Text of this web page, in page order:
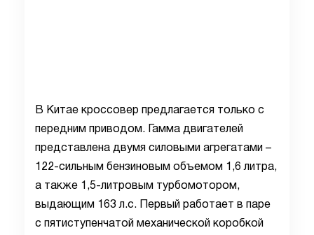
В Китае кроссовер предлагается только с
передним приводом. Гамма двигателей
представлена двумя силовыми агрегатами –
122-сильным бензиновым объемом 1,6 литра,
а также 1,5-литровым турбомотором,
выдающим 163 л.с. Первый работает в паре
с пятиступенчатой механической коробкой